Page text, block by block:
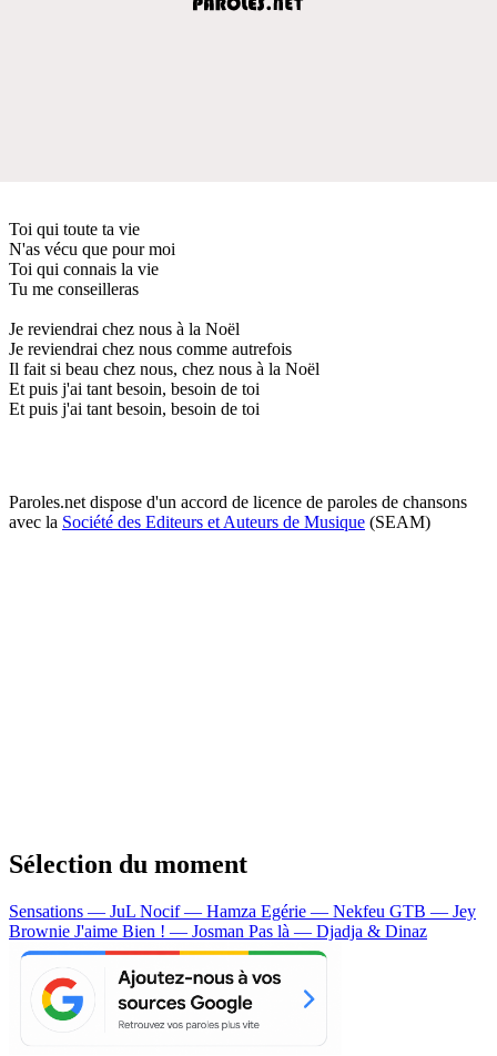
Toi qui toute ta vie
N'as vécu que pour moi
Toi qui connais la vie
Tu me conseilleras
Je reviendrai chez nous à la Noël
Je reviendrai chez nous comme autrefois
Il fait si beau chez nous, chez nous à la Noël
Et puis j'ai tant besoin, besoin de toi
Et puis j'ai tant besoin, besoin de toi
Paroles.net dispose d'un accord de licence de paroles de chansons
avec la Société des Editeurs et Auteurs de Musique (SEAM)
Sélection du moment
Sensations — JuL Nocif — Hamza Egérie — Nekfeu GTB — Jey
Brownie J'aime Bien ! — Josman Pas là — Djadja & Dinaz